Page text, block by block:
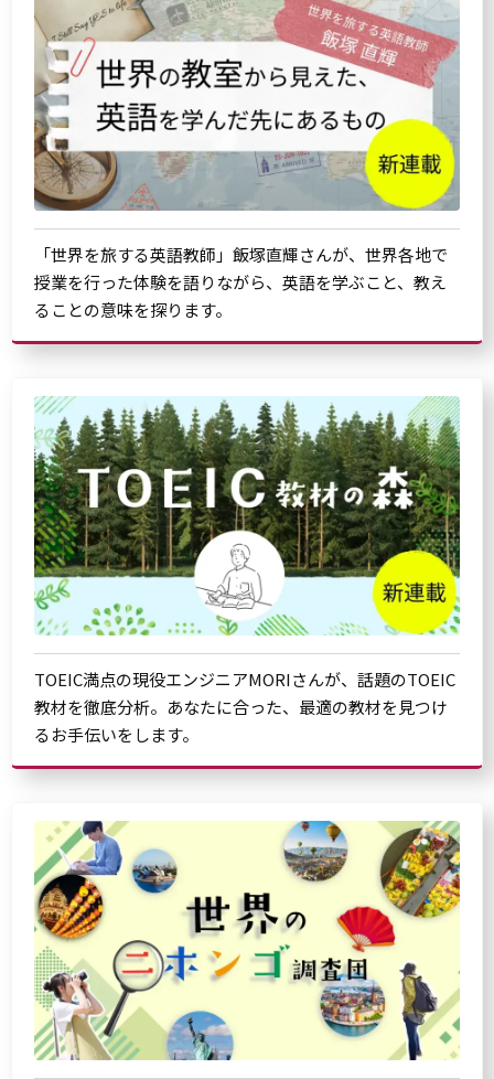
「世界を旅する英語教師」飯塚直輝さんが、世界各地で
授業を行った体験を語りながら、英語を学ぶこと、教え
ることの意味を探ります。
TOEIC満点の現役エンジニアMORIさんが、話題のTOEIC
教材を徹底分析。あなたに合った、最適の教材を見つけ
るお手伝いをします。